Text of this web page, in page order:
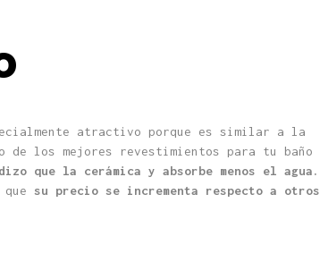
atractivo porque es similar a la
de los mejores revestimientos para tu baño
que la cerámica y absorbe menos el agua.
su precio se incrementa respecto a otros